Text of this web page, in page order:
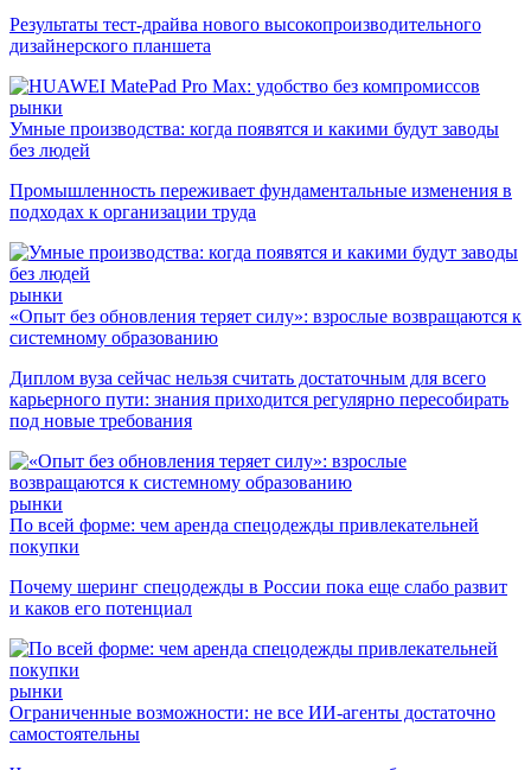
Результаты тест-драйва нового высокопроизводительного
дизайнерского планшета
рынки
Умные производства: когда появятся и какими будут заводы
без людей
Промышленность переживает фундаментальные изменения в
подходах к организации труда
рынки
«Опыт без обновления теряет силу»: взрослые возвращаются к
системному образованию
Диплом вуза сейчас нельзя считать достаточным для всего
карьерного пути: знания приходится регулярно пересобирать
под новые требования
рынки
По всей форме: чем аренда спецодежды привлекательней
покупки
Почему шеринг спецодежды в России пока еще слабо развит
и каков его потенциал
рынки
Ограниченные возможности: не все ИИ-агенты достаточно
самостоятельны